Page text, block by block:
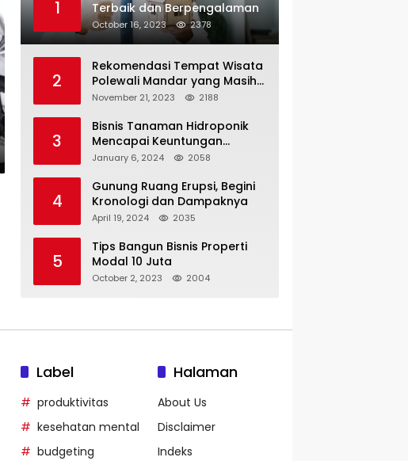
1
Terbaik dan Berpengalaman
October 16, 2023 2378
2
Rekomendasi Tempat Wisata
Polewali Mandar yang Masih
Jarang Dijamah Wisatawan
November 21, 2023 2188
3
Bisnis Tanaman Hidroponik
Mencapai Keuntungan
Hingga 3x Lipat
January 6, 2024 2058
4
Gunung Ruang Erupsi, Begini
Kronologi dan Dampaknya
April 19, 2024 2035
5
Tips Bangun Bisnis Properti
Modal 10 Juta
October 2, 2023 2004
Label
produktivitas
kesehatan mental
budgeting
Halaman
About Us
Disclaimer
Indeks